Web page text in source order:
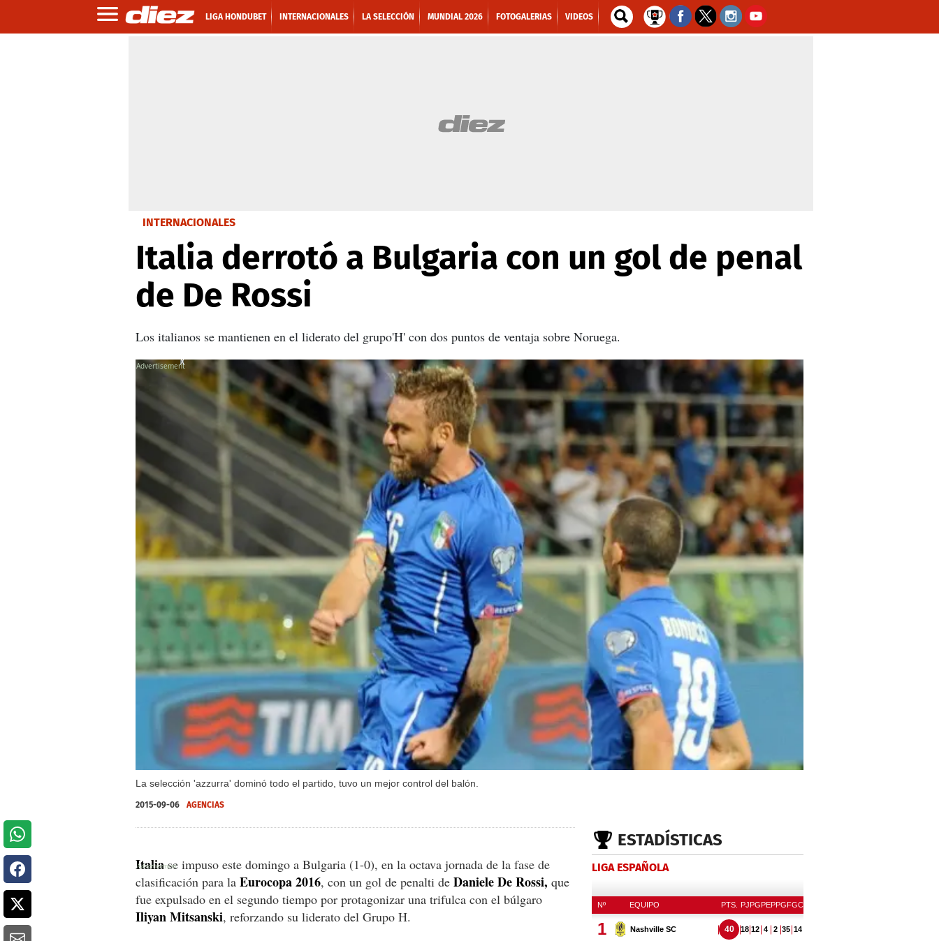
LIGA HONDUBET INTERNACIONALES LA SELECCIÓN MUNDIAL 2026 FOTOGALERIAS VIDEOS
INTERNACIONALES
Italia derrotó a Bulgaria con un gol de penal
de De Rossi
Los italianos se mantienen en el liderato del grupo'H' con dos puntos de ventaja sobre Noruega.
La selección 'azzurra' dominó todo el partido, tuvo un mejor control del balón.
X
X
2015-09-06 AGENCIAS
Italiase impuso este domingo a Bulgaria (1-0), en la octava jornada de la fase de
clasificación para la Eurocopa 2016, con un gol de penalti de Daniele De Rossi, que
fue expulsado en el segundo tiempo por protagonizar una trifulca con el búlgaro
Iliyan Mitsanski, reforzando su liderato del Grupo H.
ESTADÍSTICAS
LIGA ESPAÑOLA